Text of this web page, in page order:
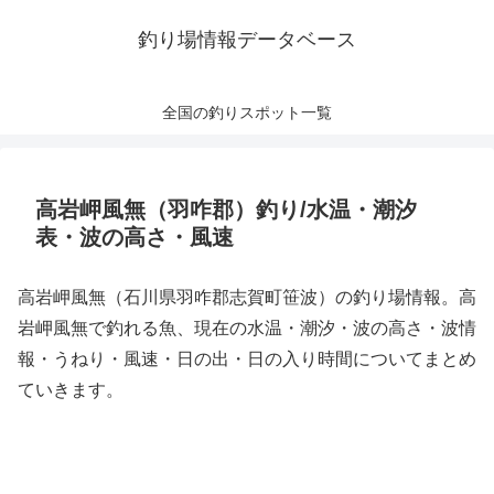
釣り場情報データベース
全国の釣りスポット一覧
高岩岬風無（羽咋郡）釣り/水温・潮汐
表・波の高さ・風速
高岩岬風無（石川県羽咋郡志賀町笹波）の釣り場情報。高
岩岬風無で釣れる魚、現在の水温・潮汐・波の高さ・波情
報・うねり・風速・日の出・日の入り時間についてまとめ
ていきます。